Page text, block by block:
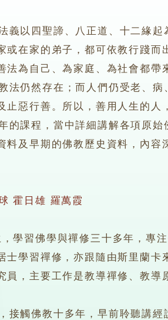
義以四聖諦、八正道、十二緣
或在家的弟子，都可依教行踐
法為自己、為家庭、為社會都
仍然存在；而人們仍受老、病
止惡行善。所以，善用人生的
課程，當中詳細講解各項原始
料及早期的佛教歷史資料，內容
霍日雄 羅萬霞
習佛學與禪修三十多年，專注
士學習禪修，亦跟隨由斯里蘭
員，主要工作是教導禪修、教導
觸佛教十多年，早前聆聽講經